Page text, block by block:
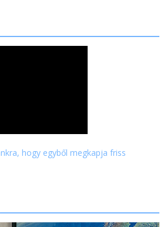
hogy egyből megkapja friss